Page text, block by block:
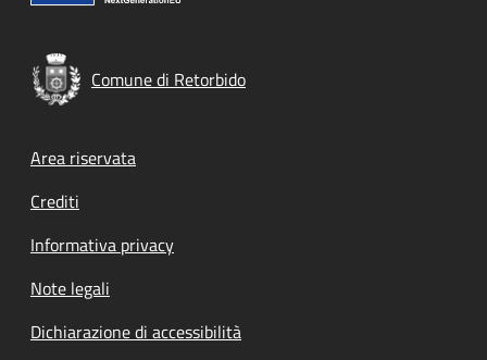
Comune di Retorbido
Footer menu
Area riservata
Crediti
Informativa privacy
Note legali
Dichiarazione di accessibilità